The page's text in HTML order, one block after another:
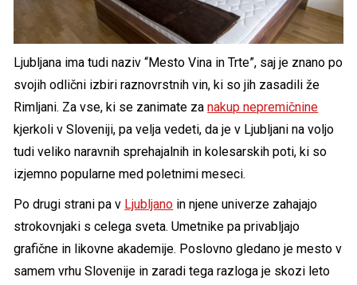
Ljubljana ima tudi naziv “Mesto Vina in Trte”, saj je znano po
svojih odlični izbiri raznovrstnih vin, ki so jih zasadili že
Rimljani. Za vse, ki se zanimate zanakup nepremičnine
kjerkoli v Sloveniji, pa velja vedeti, da je v Ljubljani na voljo
tudi veliko naravnih sprehajalnih in kolesarskih poti, ki so
izjemno popularne med poletnimi meseci.
Po drugi strani pa v Ljubljano in njene univerze zahajajo
strokovnjaki s celega sveta. Umetnike pa privabljajo
grafične in likovne akademije. Poslovno gledano je mesto v
samem vrhu Slovenije in zaradi tega razloga je skozi leto